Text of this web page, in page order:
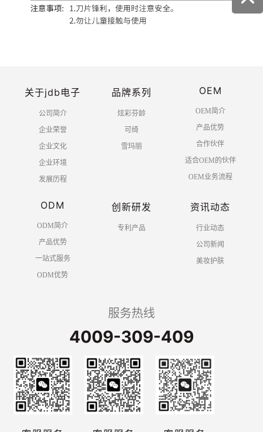
关于jdb电子
公司简介
企业荣誉
企业文化
企业环境
发展历程
品牌系列
炫彩芬龄
可绮
雪玛丽
OEM
OEM简介
产品优势
合作伙伴
适合OEM的伙伴
OEM业务流程
ODM
ODM简介
产品优势
一站式服务
ODM优势
创新研发
专利产品
资讯动态
行业动态
公司新闻
美妆护肤
服务热线
4009-309-409